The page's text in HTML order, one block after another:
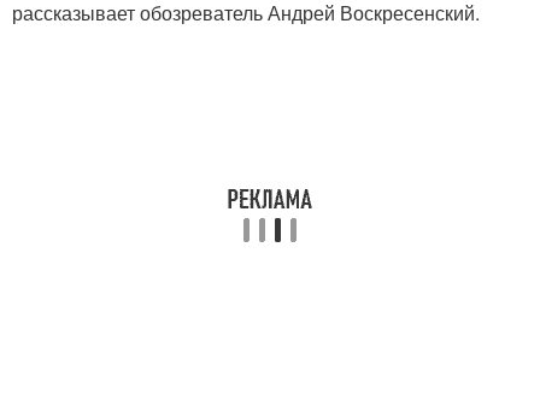
рассказывает обозреватель Андрей Воскресенский.